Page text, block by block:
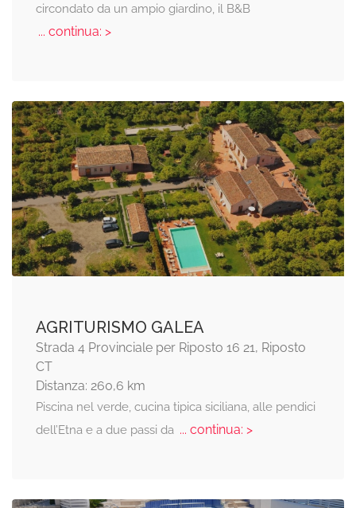
circondato da un ampio giardino, il B&B
... continua: >
AGRITURISMO GALEA
Strada 4 Provinciale per Riposto 16 21, Riposto
CT
Distanza: 260,6 km
Piscina nel verde, cucina tipica siciliana, alle pendici
dell’Etna e a due passi da... continua: >